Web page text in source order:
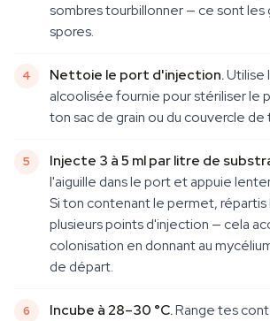
sombres tourbillonner — ce sont les
spores.
Nettoie le port d'injection.Utilise
alcoolisée fournie pour stériliser le
ton sac de grain ou du couvercle de
Injecte 3 à 5 ml par litre de
l'aiguille dans le port et appuie
Si ton contenant le permet, répartis
plusieurs points d'injection — cela
colonisation en donnant au
de départ.
Incube à 28–30 °C.Range tes